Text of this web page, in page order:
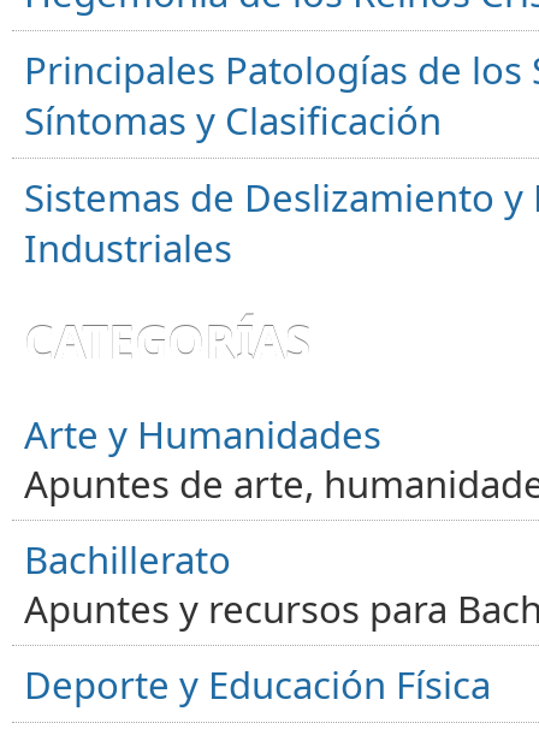
Principales Patologías de
Síntomas y Clasificación
Sistemas de Deslizamiento
Industriales
CATEGORÍAS
Arte y Humanidades
Apuntes de arte,
Bachillerato
Apuntes y recursos para
Deporte y Educación Física